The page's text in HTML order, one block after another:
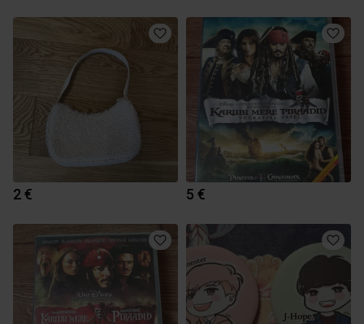
2 € 5 €